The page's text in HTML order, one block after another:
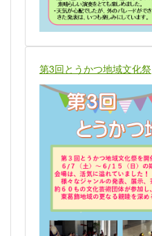
第3回とうかつ地域文化祭